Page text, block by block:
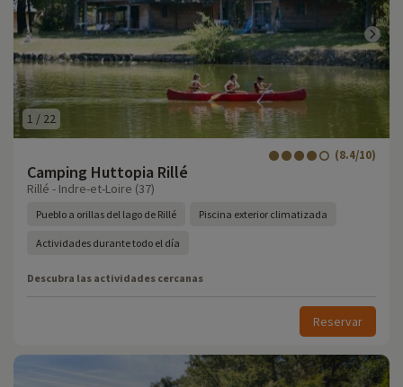
1 / 22
Camping Huttopia Rillé
(8.4/10)
Rillé - Indre-et-Loire (37)
Pueblo a orillas del lago de Rillé Piscina exterior climatizada
Actividades durante todo el día
Descubra las actividades cercanas
Reservar